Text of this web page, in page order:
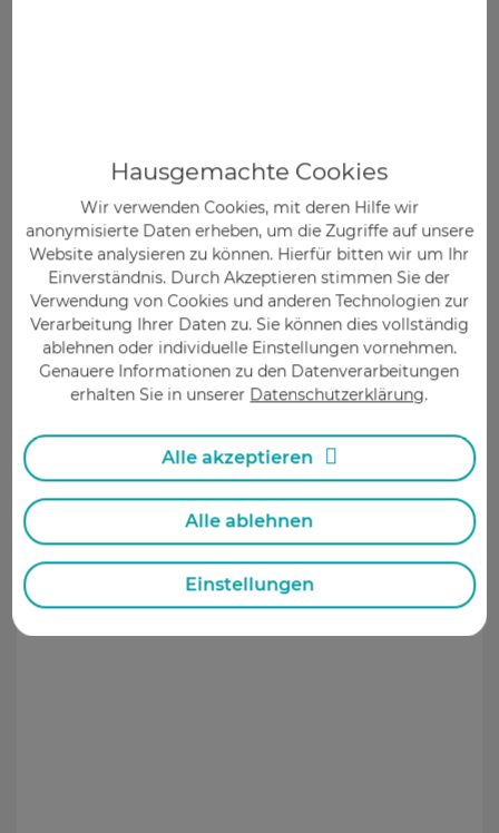
Hausgemachte Cookies
Wir verwenden Cookies, mit deren Hilfe wir
anonymisierte Daten erheben, um die Zugriffe auf unsere
Website analysieren zu können. Hierfür bitten wir um Ihr
Einverständnis. Durch Akzeptieren stimmen Sie der
Verwendung von Cookies und anderen Technologien zur
Verarbeitung Ihrer Daten zu. Sie können dies vollständig
ablehnen oder individuelle Einstellungen vornehmen.
Genauere Informationen zu den Datenverarbeitungen
erhalten Sie in unserer Datenschutzerklärung.
Alle akzeptieren
Alle ablehnen
Einstellungen
Dr. Holger Isensee
Apotheker
Approbation als Apotheker. Promotion am
physiologischen Institut der Universität
Tübingen. Leitende Tätigkeit in der Pregizer
Apotheke in Pforzheim.
Mehr über den Autor
Erstellungsdatum:21.03.2022
Änderungsdatum:21.03.2022
Gesundheitstipps